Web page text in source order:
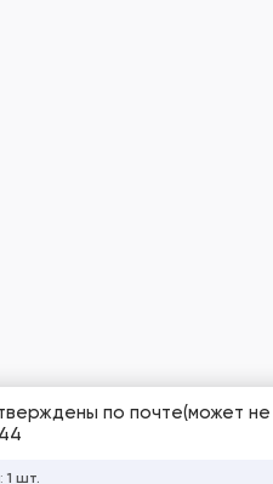
по почте(может
1 шт.